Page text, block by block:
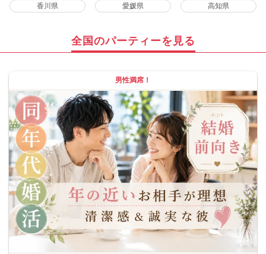
香川県 愛媛県 高知県
全国のパーティーを見る
男性満席！